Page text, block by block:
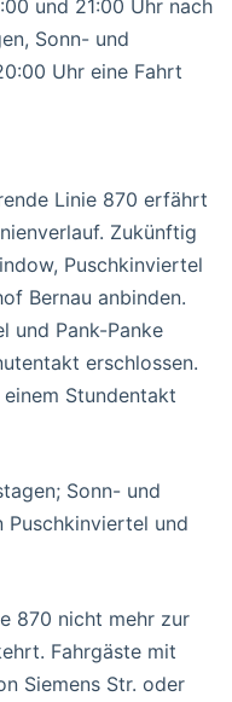
und 21:00 Uhr nach
Sonn- und
Uhr eine Fahrt
Linie 870 erfährt
Zukünftig
Puschkinviertel
Bernau anbinden.
und Pank-Panke
erschlossen.
Stundentakt
Sonn- und
Puschkinviertel und
870 nicht mehr zur
Fahrgäste mit
Siemens Str. oder